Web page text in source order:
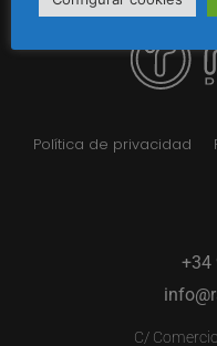
Política de privacidad
+34
C/